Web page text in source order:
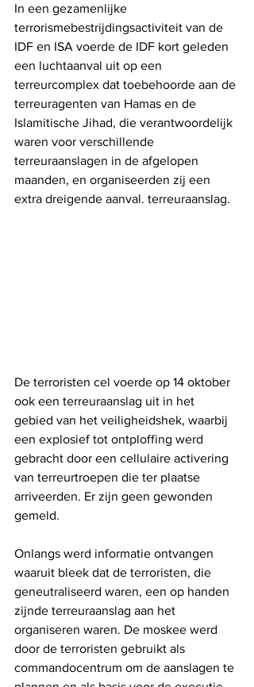
In een gezamenlijke
terrorismebestrijdingsactiviteit van de
IDF en ISA voerde de IDF kort geleden
een luchtaanval uit op een
terreurcomplex dat toebehoorde aan de
terreuragenten van Hamas en de
Islamitische Jihad, die verantwoordelijk
waren voor verschillende
terreuraanslagen in de afgelopen
maanden, en organiseerden zij een
extra dreigende aanval. terreuraanslag.
De terroristen cel voerde op 14 oktober
ook een terreuraanslag uit in het
gebied van het veiligheidshek, waarbij
een explosief tot ontploffing werd
gebracht door een cellulaire activering
van terreurtroepen die ter plaatse
arriveerden. Er zijn geen gewonden
gemeld.
Onlangs werd informatie ontvangen
waaruit bleek dat de terroristen, die
geneutraliseerd waren, een op handen
zijnde terreuraanslag aan het
organiseren waren. De moskee werd
door de terroristen gebruikt als
commandocentrum om de aanslagen te